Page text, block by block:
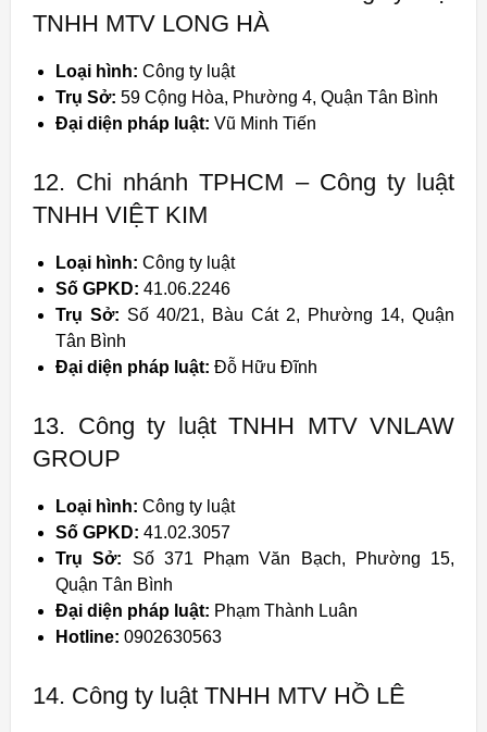
TNHH MTV LONG HÀ
Loại hình: Công ty luật
Trụ Sở: 59 Cộng Hòa, Phường 4, Quận Tân Bình
Đại diện pháp luật: Vũ Minh Tiến
12. Chi nhánh TPHCM – Công ty luật
TNHH VIỆT KIM
Loại hình: Công ty luật
Số GPKD: 41.06.2246
Trụ Sở: Số 40/21, Bàu Cát 2, Phường 14, Quận
Tân Bình
Đại diện pháp luật: Đỗ Hữu Đĩnh
13. Công ty luật TNHH MTV VNLAW
GROUP
Loại hình: Công ty luật
Số GPKD: 41.02.3057
Trụ Sở: Số 371 Phạm Văn Bạch, Phường 15,
Quận Tân Bình
Đại diện pháp luật: Phạm Thành Luân
Hotline: 0902630563
14. Công ty luật TNHH MTV HỒ LÊ